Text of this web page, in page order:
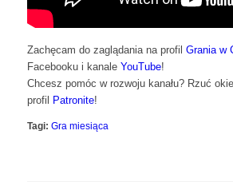
Zachęcam do zaglądania na profil Grania w
Facebooku i kanale YouTube!
Chcesz pomóc w rozwoju kanału? Rzuć
profil
Patronite!
Tagi: Gra miesiąca